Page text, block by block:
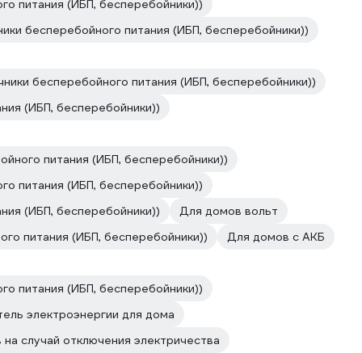
питания (ИБП, бесперебойники))
бесперебойного питания (ИБП, бесперебойники))
бесперебойного питания (ИБП, бесперебойники))
(ИБП, бесперебойники))
питания (ИБП, бесперебойники))
питания (ИБП, бесперебойники))
(ИБП, бесперебойники))
Для домов вольт
питания (ИБП, бесперебойники))
Для домов с АКБ
питания (ИБП, бесперебойники))
электроэнергии для дома
случай отключения электричества